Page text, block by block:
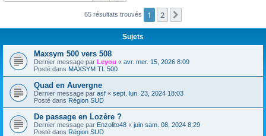
65 résultats trouvés 1 2
Sujets
Maxsym 500 vers 508
Dernier message par Leyou « avr. mer. 15, 2026 8:09
Posté dans MAXSYM TL 500
Quad en Auvergne
Dernier message par asf « sept. lun. 23, 2024 18:03
Posté dans Région SUD
De passage en Lozère ?
Dernier message par Enzolito48 « juin sam. 08, 2024 8:29
Posté dans Région SUD